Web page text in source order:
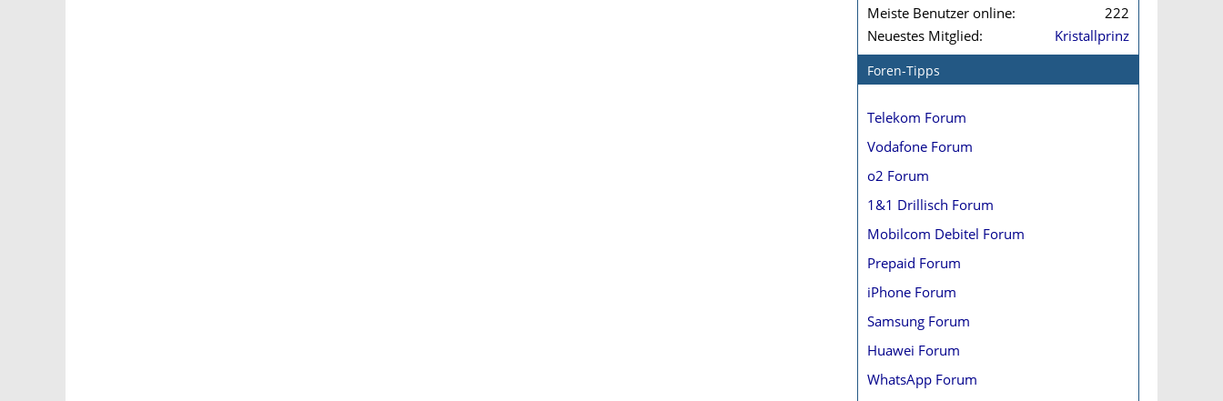
Meiste Benutzer online
222
Neuestes Mitglied
Kristallprinz
Foren-Tipps
Telekom Forum
Vodafone Forum
o2 Forum
1&1 Drillisch Forum
Mobilcom Debitel Forum
Prepaid Forum
iPhone Forum
Samsung Forum
Huawei Forum
WhatsApp Forum